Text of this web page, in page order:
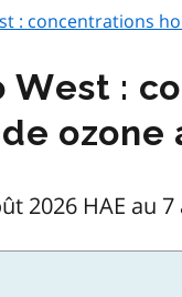
: concentrations
West :
ozone
2026 HAE au 7